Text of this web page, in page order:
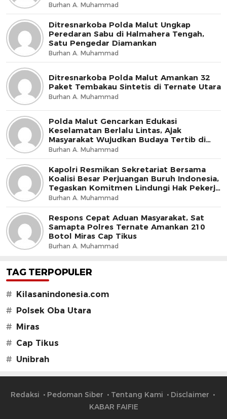
Burhan A. Muhammad
Ditresnarkoba Polda Malut Ungkap
Peredaran Sabu di Halmahera Tengah,
Satu Pengedar Diamankan
Burhan A. Muhammad
Ditresnarkoba Polda Malut Amankan 32
Paket Tembakau Sintetis di Ternate Utara
Burhan A. Muhammad
Polda Malut Gencarkan Edukasi
Keselamatan Berlalu Lintas, Ajak
Masyarakat Wujudkan Budaya Tertib di
Jalan
Burhan A. Muhammad
Kapolri Resmikan Sekretariat Bersama
Koalisi Besar Perjuangan Buruh Indonesia,
Tegaskan Komitmen Lindungi Hak Pekerja
dan Jaga Iklim Investasi
Burhan A. Muhammad
Respons Cepat Aduan Masyarakat, Sat
Samapta Polres Ternate Amankan 210
Botol Miras Cap Tikus
Burhan A. Muhammad
TAG TERPOPULER
#
Kilasanindonesia.com
#
Polsek Oba Utara
#
Miras
# Cap Tikus
# Unibrah
Redaksi Pedoman Siber Tentang Kami
Disclaimer
KABAR FAIFIE